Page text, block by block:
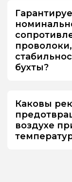
бухты?
Каковы
воздухе